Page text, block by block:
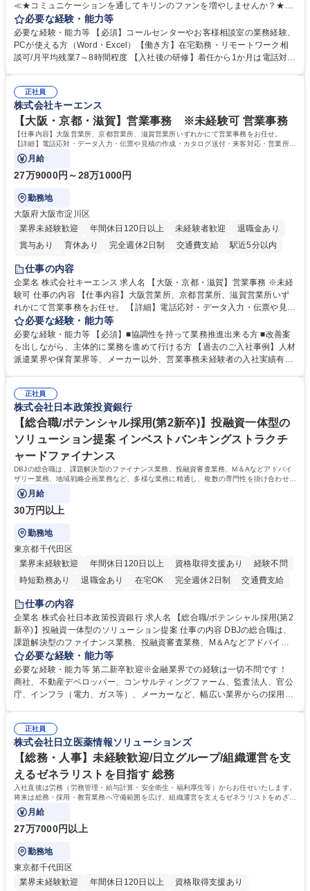
≪★コミュニケーションを通してキリンのファンを増やしませんか？★≫
お客様のお声をより良い商品づくりに活かしていく上で、窓口となるお客
様相談室でのお仕事です。 日々お客様からいただくキリングループへのご
意見を、企業活動に活かしています。お客様からの声に迅速かつ誠意をも
って対応、情報提供するとともにグループ内活動に反映しています。 【具
平均100件前後■メール・手紙：同上40件前後 募集職種 中野本社【お客様
相談室】お客様のお声をもとにより良い商品づくりへ貢献
必要な経験・能力等
必要な経験・能力等 【必須】コールセンターやお客様相談室の業務経験、
PCが使える方（Word・Excel）【働き方】在宅勤務・リモートワーク相
談可/月平均残業7～8時間程度 【入社後の研修】着任から1か月は電話対応
すのでご安心ください。 【当社について】キリングループの広報機能を担
う会社として、お客様との出会いを大切にし、磨き上げたホスピタリティ
を込めてコミュニケーションをとりながら広報関連業務を行っておりま
す。 学歴・資格 学歴：大学院 大学 高専 短大 専修学校 高校 語学力： 資
格：
正社員
株式会社キーエンス
【大阪・京都・滋賀】営業事務 ※未経験可 営業事務
【仕事内容】大阪営業所、京都営業所、滋賀営業所いずれかにて営業事務をお任せ。
【詳細】電話応対・データ入力・伝票や見積の作成・カタログ送付・来客対応・営業所内
で発生する事務業務や業務改善をお任せ。
月給
27万9000円～28万1000円
勤務地
大阪府大阪市淀川区
業界未経験歓迎
年間休日120日以上 未経験者歓迎
退職金あり
賞与あり
育休あり 完全週休2日制 交通費支給
駅近5分以内
土日祝休み
仕事の内容
企業名 株式会社キーエンス 求人名 【大阪・京都・滋賀】営業事務 ※未経
験可 仕事の内容 【仕事内容】大阪営業所、京都営業所、滋賀営業所いず
れかにて営業事務をお任せ。 【詳細】電話応対・データ入力・伝票や見積
の作成・カタログ送付・来客対応・営業所内で発生する事務業務や業務改
善をお任せ。 【教育制度】ご入社後、育成担当とペアになりながらOJTに
て業務を覚えていただくことが可能です。業務システムがきちんと構築さ
れているため、スムーズに仕事に慣れることができる環境です。また、
募集職種 【大阪・京都・滋賀】営業事務 ※未経験可
必要な経験・能力等
必要な経験・能力等 【必須】■協調性を持って業務推進出来る方 ■改善案
を出しながら、主体的に業務を進めて行ける方 【過去のご入社事例】人材
派遣業界や保育業界等、メーカー以外、営業事務未経験者の入社実績有
えて、お客様や社員の状況に合わせ、能動的なサポート、改善の動きも期
待され。組織を支えるスペシャリストとして、チームに貢献し、結果的に
社員から頼られる存在になることができます。平均19:30の退勤以降の業
務の持ち帰りも禁止されており、メリハリのある働き方となります。 学
歴・資格 学歴：大学院 大学 高専 短大 語学力： 資格：
正社員
株式会社日本政策投資銀行
【総合職/ポテンシャル採用(第2新卒)】投融資一体型の
ソリューション提案 インベストバンキングストラクチ
ャードファイナンス
DBJの総合職は、課題解決型のファイナンス業務、投融資審査業務、M＆Aなどアドバイ
ザリー業務、地域戦略企画業務など、多様な業務に精通し、複数の専門性を掛け合わせて
広く社会に貢献していく職種です。
月給
30万円以上
勤務地
東京都千代田区
業界未経験歓迎
年間休日120日以上 資格取得支援あり
経験不問
時短勤務あり
退職金あり 在宅OK 完全週休2日制
交通費支給
駅近5分以内
食事補助あり
託児所あり
仕事の内容
企業名 株式会社日本政策投資銀行 求人名 【総合職/ポテンシャル採用(第2
新卒)】投融資一体型のソリューション提案 仕事の内容 DBJの総合職は、
課題解決型のファイナンス業務、投融資審査業務、M＆Aなどアドバイザ
リー業務、地域戦略企画業務など、多様な業務に精通し、複数の専門性を
掛け合わせて広く社会に貢献していく職種です。 入社後は、横断的なロー
テーションを経て適性や専門性に応じたキャリアを形成していただきま
す。総合職として入社いただき、下記いずれかの部門でご活躍いただきま
ート・ナレッジ業務 ※それぞれの業務内容に関しては、別途その他労働条
件備考欄に記載 募集職種 【総合職/ポテンシャル採用(第2新卒)】投融資一
体型のソリューション提案
必要な経験・能力等
必要な経験・能力等 第二新卒歓迎※金融業界での経験は一切不問です！
商社、不動産デベロッパー、コンサルティングファーム、監査法人、官公
庁、インフラ（電力、ガス等）、メーカーなど、幅広い業界からの採用実
く高い志を併せもった人材を求めています。ポテンシャル採用（第2新
卒）では、金融業界での経験や知識を問いません。新たな時代を見据え
て、複雑化する社会課題の解決に向けて先鞭をつける役割を担いたい、と
いう気概をお持ちの方を心待ちにしています。 学歴・資格 学歴：大学院
大学 語学力： 資格：
正社員
株式会社日立医薬情報ソリューションズ
【総務・人事】未経験歓迎/日立グループ/組織運営を支
えるゼネラリストを目指す 総務
入社直後は労務（労務管理・給与計算・安全衛生・福利厚生等）からお任せいたします。
将来は総務・採用・教育業務へ守備範囲を広げ、組織運営を支えるゼネラリストをめざせ
ます。
月給
27万7000円以上
勤務地
東京都千代田区
業界未経験歓迎
年間休日120日以上 資格取得支援あり